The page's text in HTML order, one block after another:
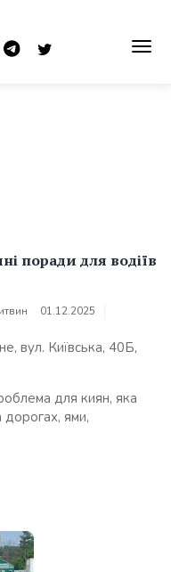
поради для водіїв
01.12.2025
вул. Київська, 40Б,
для киян, яка
дорогах, ями,